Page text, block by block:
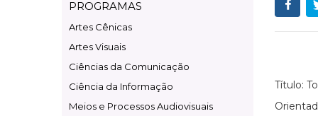
PROGRAMAS
Artes Cênicas
Artes Visuais
Ciências da Comunicação
Ciência da Informação
Meios e Processos Audiovisuais
Título: